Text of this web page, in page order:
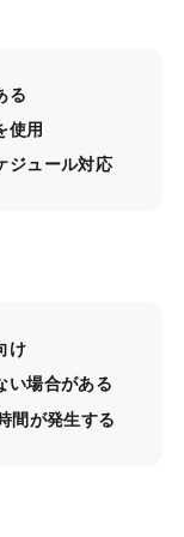
る
使用
ジュール対応
け
い場合がある
間が発生する